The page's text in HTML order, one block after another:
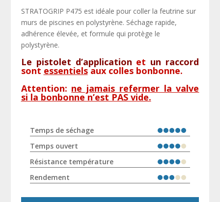
STRATOGRIP P475 est idéale pour coller la feutrine sur
murs de piscines en polystyrène. Séchage rapide,
adhérence élevée, et formule qui protège le
polystyrène.
Le pistolet d’application et un raccord
sont essentielsaux colles bonbonne.
Attention: ne jamais refermer la valve
si la bonbonne n’est PAS vide.
Temps de séchage
Temps ouvert
Résistance température
Rendement